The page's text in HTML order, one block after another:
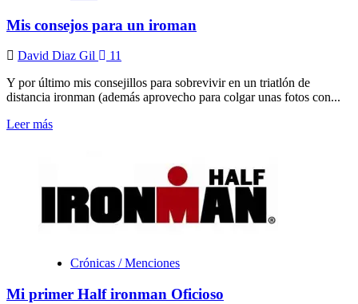
Mis consejos para un iroman
David Diaz Gil
11
Y por último mis consejillos para sobrevivir en un triatlón de
distancia ironman (además aprovecho para colgar unas fotos con...
Leer más
Crónicas / Menciones
Mi primer Half ironman Oficioso